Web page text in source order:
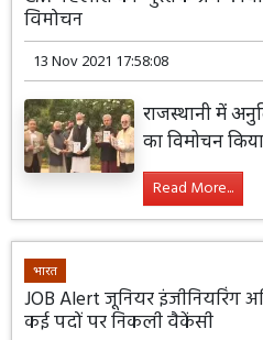
विमोचन
13 Nov 2021 17:58:08
राजस्थानी में
का विमोचन
Read More...
भारत
JOB Alert जूनियर इंजीनियरिंग
कई पदों पर निकली वैकेंसी